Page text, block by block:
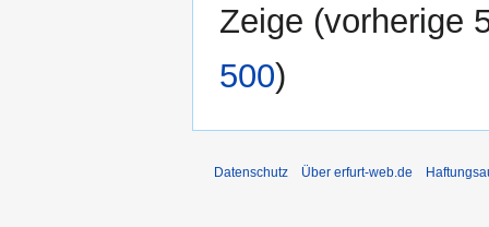
Zeige (vorherige
500)
Datenschutz Über erfurt-web.de